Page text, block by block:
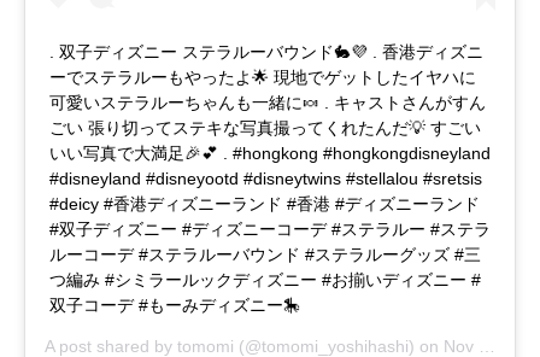
. 双子ディズニー ステラルーバウンド🐇💜 . 香港ディズニ
ーでステラルーもやったよ🌟 現地でゲットしたイヤハに
可愛いステラルーちゃんも一緒に🍬 . キャストさんがすん
ごい 張り切ってステキな写真撮ってくれたんだ💡 すごい
いい写真で大満足🎉💕 . #hongkong #hongkongdisneyland
#disneyland #disneyootd #disneytwins #stellalou #sretsis
#deicy #香港ディズニーランド #香港 #ディズニーランド
#双子ディズニー #ディズニーコーデ #ステラルー #ステラ
ルーコーデ #ステラルーバウンド #ステラルーグッズ #三
つ編み #シミラールックディズニー #お揃いディズニー #
双子コーデ #もーみディズニー🎠
A post shared by tomomi (@tomomi_yoshihashi) on Nov 4, 2018 at 4:32am PST